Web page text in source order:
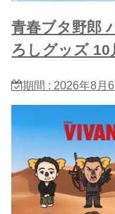
青春ブタ野郎
ろしグッズ 10
期間 : 2026年8月